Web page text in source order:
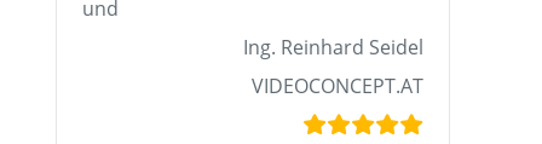
und
Ing. Reinhard Seidel
VIDEOCONCEPT.AT